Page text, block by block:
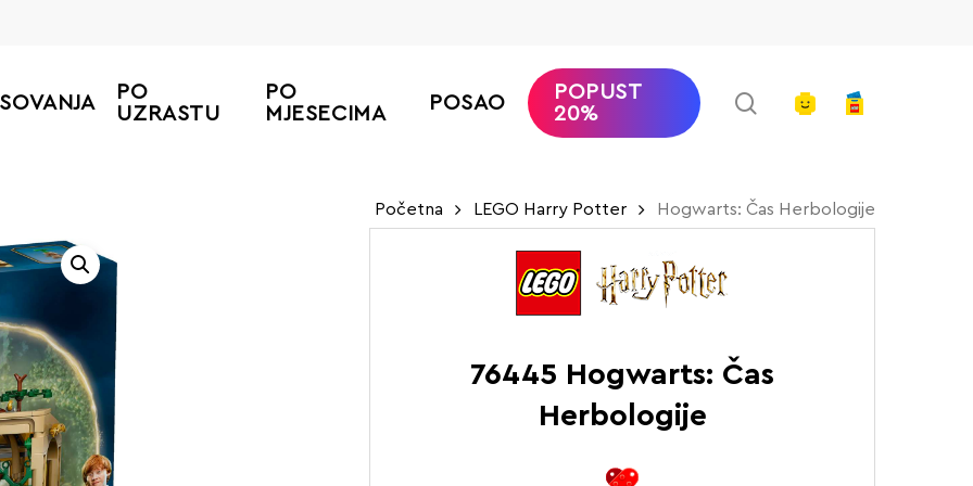
PO
UZRASTU
PO
MJESECIMA
POSAO
POPUST
20%
searchaccount
Početna LEGO Harry Potter Hogwarts: Čas Herbologije
76445 Hogwarts: Čas
Herbologije